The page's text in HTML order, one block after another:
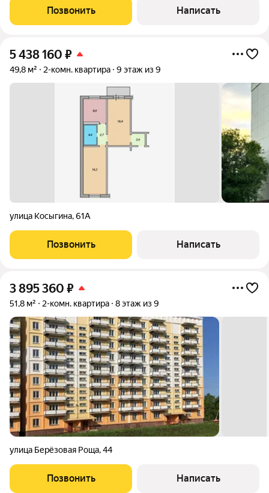
Позвонить Написать
5 438 160 ₽
49,8 м² 2-комн. квартира 9 этаж из 9
улица Косыгина,61А
Позвонить Написать
3 895 360 ₽
51,8 м² 2-комн. квартира 8 этаж из 9
улица Берёзовая Роща,44
Позвонить Написать